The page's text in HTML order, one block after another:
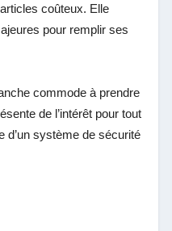
coûteux. Elle
pour remplir ses
commode à prendre
de l’intérêt pour tout
d’un système de sécurité